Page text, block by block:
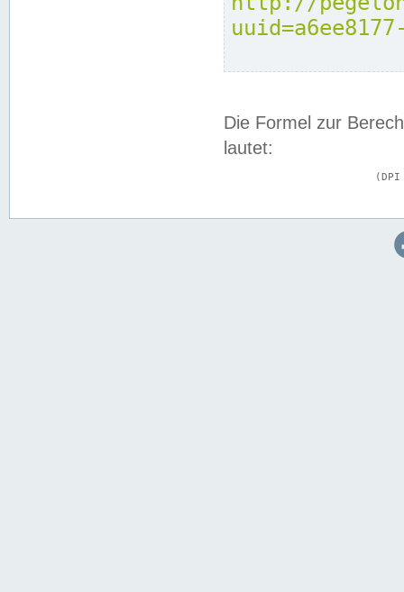
Die Formel zur
lautet: